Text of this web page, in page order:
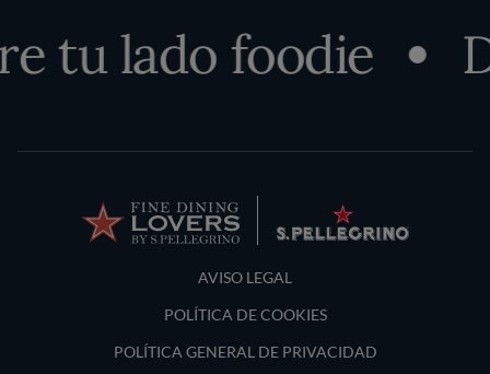
tu lado foodie
Terms and Conditions
AVISO LEGAL
POLÍTICA DE COOKIES
POLÍTICA GENERAL DE PRIVACIDAD